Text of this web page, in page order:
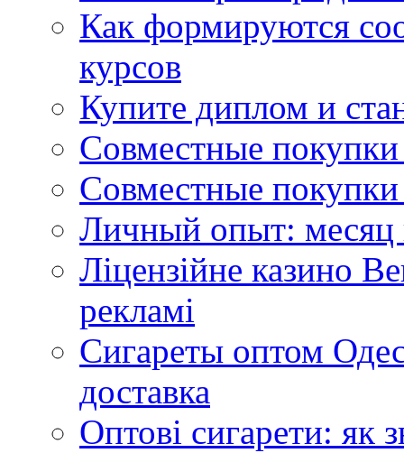
Как формируются
курсов
Купите диплом и
Совместные
Совместные покупки
Личный опыт: месяц
Ліцензійне казино
рекламі
Сигареты оптом
доставка
Оптові сигарети: як